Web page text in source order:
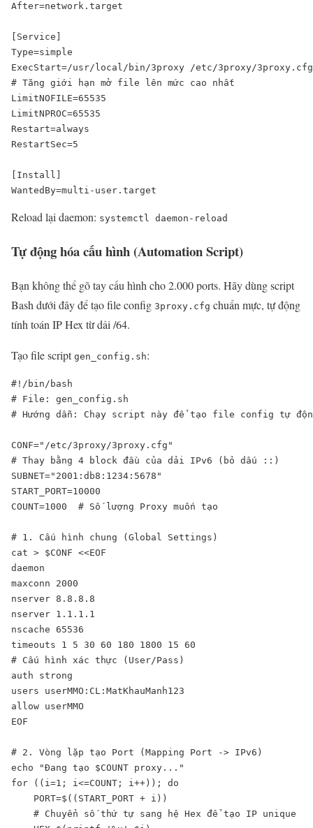
After=network.target
[Service]
Type=simple
ExecStart=/usr/local/bin/3proxy /etc/3proxy/3proxy.cfg
# Tăng giới hạn mở file lên mức cao nhất
LimitNOFILE=65535
LimitNPROC=65535
Restart=always
RestartSec=5
[Install]
WantedBy=multi-user.target
Reload lại daemon: systemctl daemon-reload
Tự động hóa cấu hình (Automation Script)
Bạn không thể gõ tay cấu hình cho 2.000 ports. Hãy dùng script
Bash dưới đây để tạo file config 3proxy.cfg chuẩn mực, tự động
tính toán IP Hex từ dải /64.
Tạo file script gen_config.sh:
#!/bin/bash
# File: gen_config.sh
# Hướng dẫn: Chạy script này để tạo file config tự
CONF="/etc/3proxy/3proxy.cfg"
# Thay bằng 4 block đầu của dải IPv6 (bỏ dấu ::)
SUBNET="2001:db8:1234:5678"
START_PORT=10000
COUNT=1000  # Số lượng Proxy muốn tạo
# 1. Cấu hình chung (Global Settings)
cat > $CONF <<EOF
daemon
maxconn 2000
nserver 8.8.8.8
nserver 1.1.1.1
nscache 65536
timeouts 1 5 30 60 180 1800 15 60
# Cấu hình xác thực (User/Pass)
auth strong
users userMMO:CL:MatKhauManh123
allow userMMO
EOF
# 2. Vòng lặp tạo Port (Mapping Port -> IPv6)
echo "Đang tạo $COUNT proxy..."
for ((i=1; i<=COUNT; i++)); do
PORT=$((START_PORT + i))
# Chuyển số thứ tự sang hệ Hex để tạo IP unique